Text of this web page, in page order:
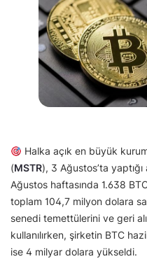
Halka açık en büyük
(MSTR), 3 Ağustos’ta
Ağustos haftasında 1.638
toplam 104,7 milyon dolara
senedi temettülerini ve geri
kullanılırken, şirketin BTC
ise 4 milyar dolara yükseldi.